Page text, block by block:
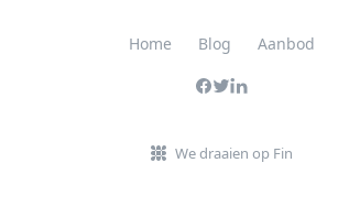
Home Blog Aanbod
We draaien op Fin